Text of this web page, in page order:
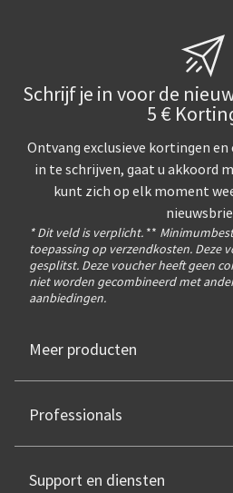
Schrijf je in voor de
5 €
Ontvang exclusieve kortingen
in te schrijven, gaat u akkoord
kunt zich op elk moment
* Dit veld is verplicht. **
toepassing op verzendkosten. Deze
gesplitst. Deze voucher heeft geen
niet worden gecombineerd met
aanbiedingen.
Meer producten
Professionals
Support en diensten